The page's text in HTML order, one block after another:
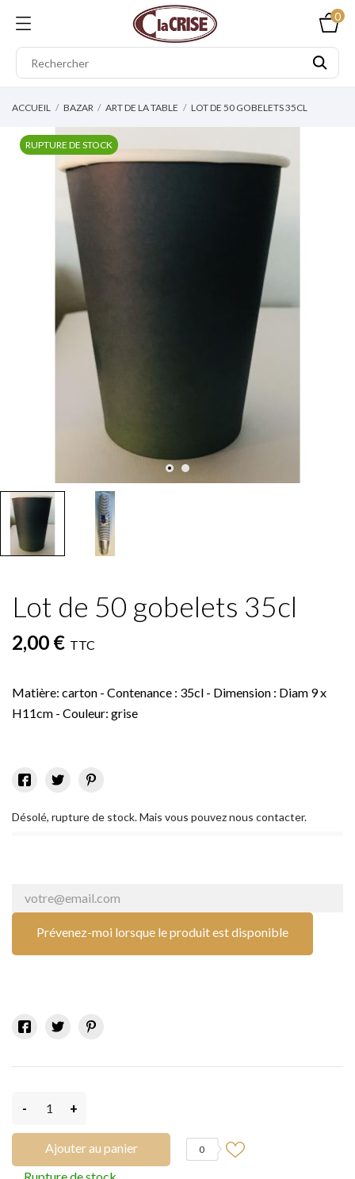
0
ACCUEIL BAZAR ART DE LA TABLE LOT DE 50 GOBELETS 35CL
RUPTURE DE STOCK
Lot de 50 gobelets 35cl
2,00 € TTC
Matière: carton - Contenance : 35cl - Dimension : Diam 9 x
H11cm - Couleur: grise
Désolé, rupture de stock. Mais vous pouvez nous contacter.
Prévenez-moi lorsque le produit est disponible
- +
Ajouter au panier 0
Rupture de stock